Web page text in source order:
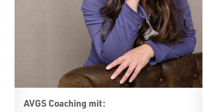
AVGS Coaching mit: